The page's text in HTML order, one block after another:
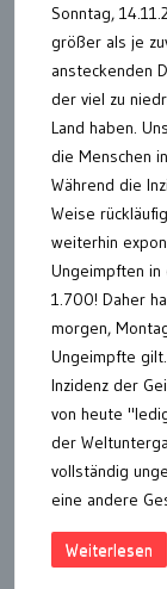
Sonntag,
größer als je
ansteckenden
der viel zu
Land haben.
die Menschen
Während die
Weise
weiterhin
Ungeimpften
1.700! Daher
morgen,
Ungeimpfte
Inzidenz der
von heute
der
vollständig
eine andere
Weiterlesen